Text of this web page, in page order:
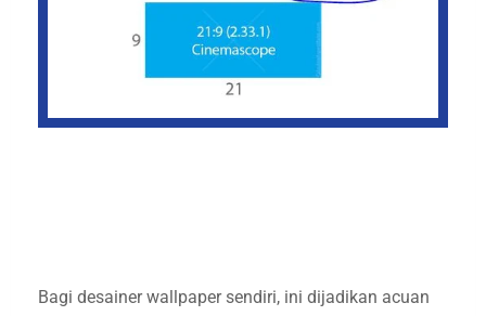
Bagi desainer wallpaper sendiri, ini dijadikan acuan